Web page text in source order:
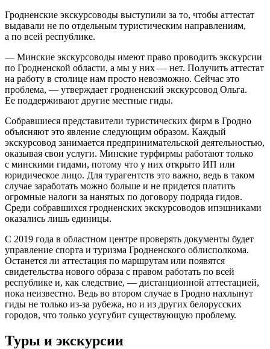
Гродненские экскурсоводы выступили за то, чтобы аттестат
выдавали не по отдельным туристическим направлениям,
а по всей республике.
— Минские экскурсоводы имеют право проводить экскурсии
по Гродненской области, а мы у них — нет. Получить аттестат
на работу в столице нам просто невозможно. Сейчас это
проблема, — утверждает гродненский экскурсовод Ольга.
Ее поддерживают другие местные гиды.
Собравшиеся представители туристических фирм в Гродно
объясняют это явление следующим образом. Каждый
экскурсовод занимается предпринимательской деятельностью,
оказывая свои услуги. Минские турфирмы работают только
с минскими гидами, потому что у них открыто ИП или
юридическое лицо. Для турагентств это важно, ведь в таком
случае заработать можно больше и не придется платить
огромные налоги за нанятых по договору подряда гидов.
Среди собравшихся гродненских экскурсоводов ипэшниками
оказались лишь единицы.
С 2019 года в областном центре проверять документы будет
управление спорта и туризма Гродненского облисполкома.
Останется ли аттестация по маршрутам или появятся
свидетельства нового образа с правом работать по всей
республике и, как следствие, — дистанционной аттестацией,
пока неизвестно. Ведь во втором случае в Гродно нахлынут
гиды не только из-за рубежа, но и из других белорусских
городов, что только усугубит существующую проблему.
Туры и экскурсии